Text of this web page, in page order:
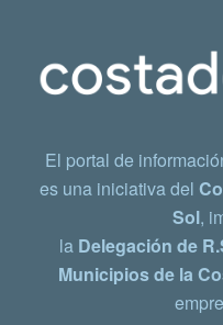
El portal de
es una iniciativa del
Sol,
la Delegación de
Municipios de la